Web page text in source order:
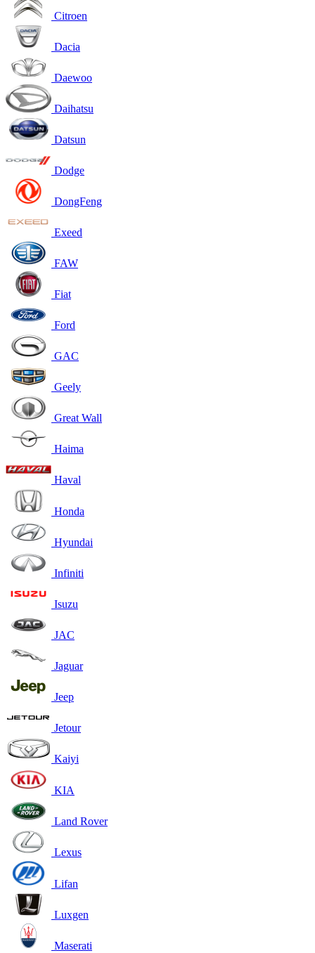
Citroen
Dacia
Daewoo
Daihatsu
Datsun
Dodge
DongFeng
Exeed
FAW
Fiat
Ford
GAC
Geely
Great Wall
Haima
Haval
Honda
Hyundai
Infiniti
Isuzu
JAC
Jaguar
Jeep
Jetour
Kaiyi
KIA
Land Rover
Lexus
Lifan
Luxgen
Maserati